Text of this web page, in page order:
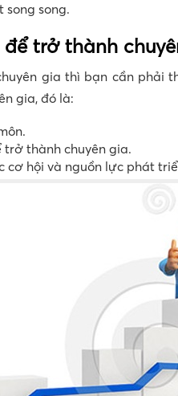
song song.
trở thành
gia thì bạn cần phải
gia, đó là:
trở thành chuyên gia.
cơ hội và nguồn lực phát